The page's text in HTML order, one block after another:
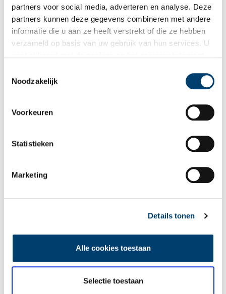
partners voor social media, adverteren en analyse. Deze
partners kunnen deze gegevens combineren met andere
informatie die u aan ze heeft verstrekt of die ze hebben
verzameld op basis van uw gebruik van hun services. U
Noodzakelijk
Voorkeuren
Statistieken
Marketing
Details tonen
Alle cookies toestaan
Selectie toestaan
Bekijk meer video's
Een jaar rond in de Eendenkooi ’t Zand
Tien verdwenen pretparken